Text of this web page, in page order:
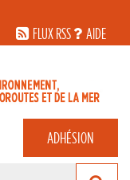
FLUX RSS
AIDE
ADHÉSION